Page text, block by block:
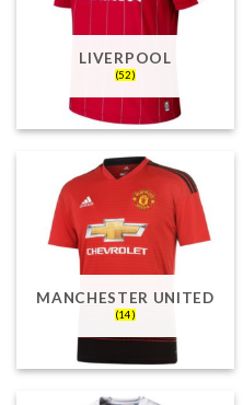
LIVERPOOL
(52)
MANCHESTER UNITED
(14)